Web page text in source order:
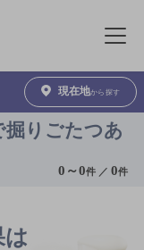
メニュ
現在地から探す
掘りごたつあ
0 ～0件 ／0件
は